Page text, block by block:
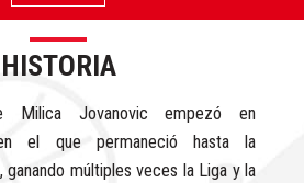
HISTORIA
Milica Jovanovic empezó en
el que permaneció hasta la
múltiples veces la Liga y la